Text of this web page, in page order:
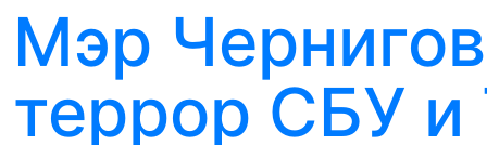
Мэр
террор СБУ